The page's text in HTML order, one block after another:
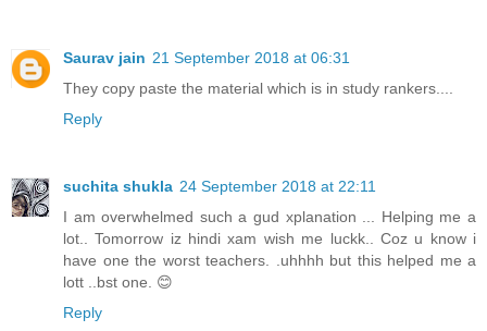
Saurav jain 21 September 2018 at 06:31
They copy paste the material which is in study rankers....
Reply
suchita shukla 24 September 2018 at 22:11
I am overwhelmed such a gud xplanation ... Helping me a
lot.. Tomorrow iz hindi xam wish me luckk.. Coz u know i
have one the worst teachers. .uhhhh but this helped me a
lott ..bst one. 😊
Reply